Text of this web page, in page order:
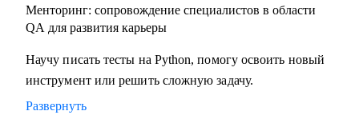
Менторинг: сопровождение специалистов в области
QA для развития карьеры
Научу писать тесты на Python, помогу освоить новый
инструмент или решить сложную задачу.
Развернуть